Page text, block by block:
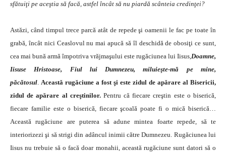
sfătuiţi pe aceştia să facă, astfel încât să nu piardă scânteia credinţei?
Astăzi, când timpul trece parcă atât de repede şi oamenii le fac pe toate în
grabă, încât nici Ceaslovul nu mai apucă să îl deschidă de obosiţi ce sunt,
cea mai bună armă împotriva vrăjmaşului este rugăciunea lui Iisus,Doamne,
Iisuse Hristoase, Fiul lui Dumnezeu, miluieşte-mă pe mine,
păcătosul. Această rugăciune a fost şi este zidul de apărare al Bisericii,
zidul de apărare al creştinilor.Pentru că fiecare creştin este o biserică,
fiecare familie este o biserică, fiecare şcoală poate fi o mică biserică…
Această rugăciune are puterea să adune mintea foarte repede, să te
interiorizezi şi să strigi din adâncul inimii către Dumnezeu. Rugăciunea lui
Iisus nu trebuie să o facă doar monahii, această rugăciune sunt datori să o